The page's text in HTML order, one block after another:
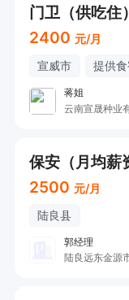
门卫（供吃住）
2400 元/月
宣威市 提供
蒋姐
云南宣晟种业
保安（月均薪
2500 元/月
陆良县
郭经理
陆良远东金源